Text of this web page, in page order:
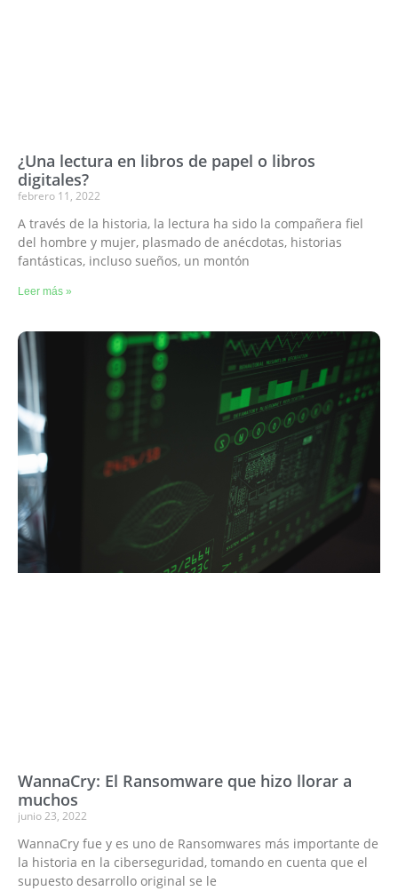
¿Una lectura en libros de papel o libros
digitales?
febrero 11, 2022
A través de la historia, la lectura ha sido la compañera fiel
del hombre y mujer, plasmado de anécdotas, historias
fantásticas, incluso sueños, un montón
Leer más »
WannaCry: El Ransomware que hizo llorar a
muchos
junio 23, 2022
WannaCry fue y es uno de Ransomwares más importante de
la historia en la ciberseguridad, tomando en cuenta que el
supuesto desarrollo original se le